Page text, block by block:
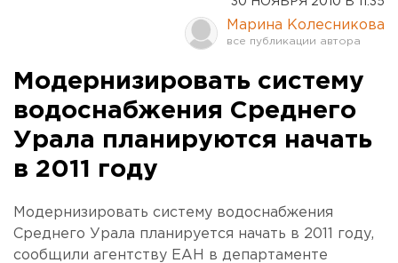
Марина Колесникова
Модернизировать систему
водоснабжения Среднего
Урала планируются начать
в 2011 году
Модернизировать систему водоснабжения
Среднего Урала планируется начать в 2011 году,
сообщили агентству ЕАН в департаменте